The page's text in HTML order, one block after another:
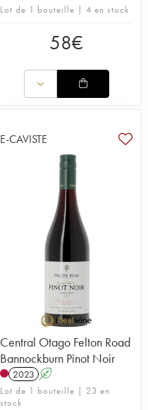
Lot de 1 bouteille | 4 en stock
58€
E-CAVISTE
Central Otago Felton Road
Bannockburn Pinot Noir
2023 A
Lot de 1 bouteille | 23 en
stock